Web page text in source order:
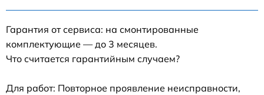
Гарантия от сервиса: на смонтированные
комплектующие — до 3 месяцев.
Что считается гарантийным случаем?
Для работ: Повторное проявление неисправности,